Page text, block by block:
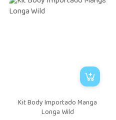
Kit Body Importado Manga
Longa Wild